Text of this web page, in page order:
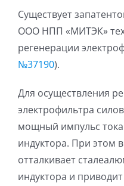
Существует
ООО НПП «МИТЭК»
регенерации
№37190).
Для осуществления
электрофильтра
мощный импульс
индуктора. При этом
отталкивает
индуктора и